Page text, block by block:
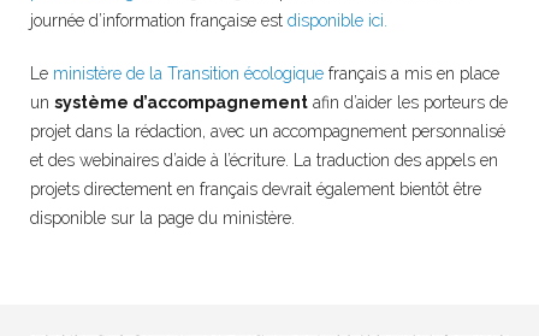
journée d’information française est disponible ici.
Le ministère de la Transition écologique français a mis en place
un système d’accompagnement afin d’aider les porteurs de
projet dans la rédaction, avec un accompagnement personnalisé
et des webinaires d’aide à l’écriture. La traduction des appels en
projets directement en français devrait également bientôt être
disponible sur la page du ministère.